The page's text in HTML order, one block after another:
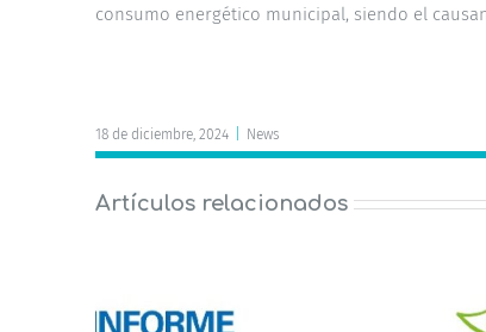
consumo energético municipal, siendo el
18 de diciembre, 2024 News
Artículos relacionados